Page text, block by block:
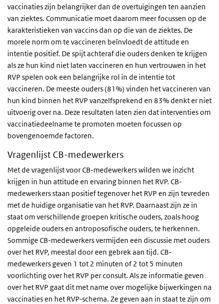
vaccinaties zijn belangrijker dan de overtuigingen ten aanzien
van ziektes. Communicatie moet daarom meer focussen op de
karakteristieken van vaccins dan op die van de ziektes. De
morele norm om te vaccineren beïnvloedt de attitude en
intentie positief. De spijt achteraf die ouders denken te krijgen
als ze hun kind niet laten vaccineren en hun vertrouwen in het
RVP spelen ook een belangrijke rol in de intentie tot
vaccineren. De meeste ouders (81%) vinden het vaccineren van
hun kind binnen het RVP vanzelfsprekend en 83% denkt er niet
uitvoerig over na. Deze resultaten laten zien dat interventies om
vaccinatiedeelname te promoten moeten focussen op
bovengenoemde factoren.
Vragenlijst CB-medewerkers
Met de vragenlijst voor CB-medewerkers wilden we inzicht
krijgen in hun attitude en ervaring binnen het RVP. CB-
medewerkers staan positief tegenover het RVP en zijn tevreden
met de huidige organisatie van het RVP. Daarnaast zijn ze in
staat om verschillende groepen kritische ouders, zoals hoog
opgeleide ouders en antroposofische ouders, te herkennen.
Sommige CB-medewerkers vermijden een discussie met ouders
over het RVP, meestal door een gebrek aan tijd. CB-
medewerkers geven 1 tot 2 minuten of 2 tot 5 minuten
voorlichting over het RVP per consult. Als ze informatie geven
over het RVP gaat dit met name over mogelijke bijwerkingen na
vaccinaties en het RVP-schema. Ze geven aan in staat te zijn om